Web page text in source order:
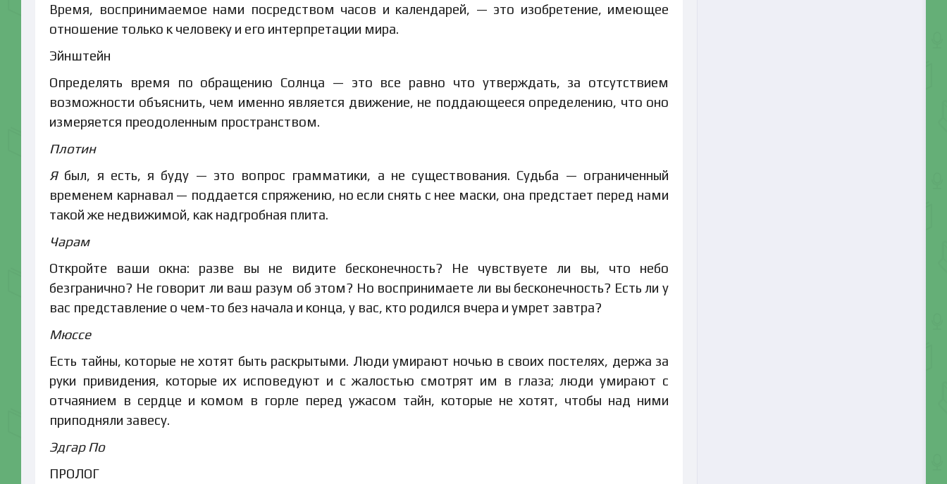
Время, воспринимаемое нами посредством часов и календарей, — это изобретение, имеющее
отношение только к человеку и его интерпретации мира.
Эйнштейн
Определять время по обращению Солнца — это все равно что утверждать, за отсутствием
возможности объяснить, чем именно является движение, не поддающееся определению, что оно
измеряется преодоленным пространством.
Плотин
Ябыл, я есть, я буду — это вопрос грамматики, а не существования. Судьба — ограниченный
временем карнавал — поддается спряжению, но если снять с нее маски, она предстает перед нами
такой же недвижимой, как надгробная плита.
Чарам
Откройте ваши окна: разве вы не видите бесконечность? Не чувствуете ли вы, что небо
безгранично? Не говорит ли ваш разум об этом? Но воспринимаете ли вы бесконечность? Есть ли у
вас представление о чем-то без начала и конца, у вас, кто родился вчера и умрет завтра?
Мюссе
Есть тайны, которые не хотят быть раскрытыми. Люди умирают ночью в своих постелях, держа за
руки привидения, которые их исповедуют и с жалостью смотрят им в глаза; люди умирают с
отчаянием в сердце и комом в горле перед ужасом тайн, которые не хотят, чтобы над ними
приподняли завесу.
Эдгар По
ПРОЛОГ